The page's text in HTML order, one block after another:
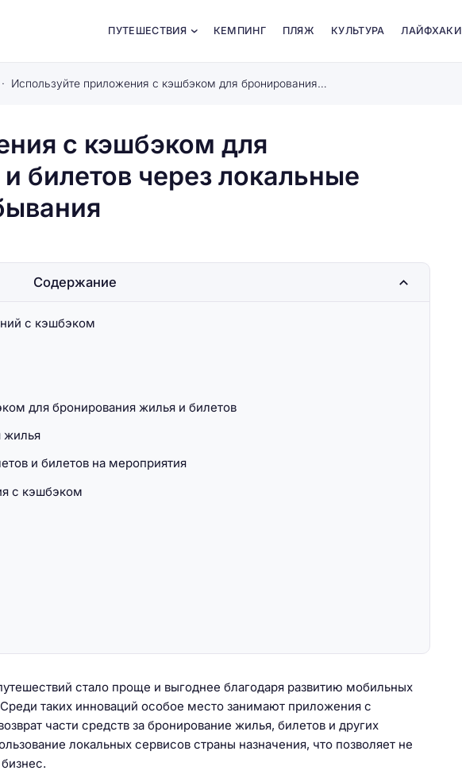
ПУТЕШЕСТВИЯ КЕМПИНГ ПЛЯЖ КУЛЬТУРА ЛАЙФХАКИ
Используйте приложения с кэшбэком для бронирования жилья и билетов через локальные сервисы страны пребывания
с кэшбэком для
билетов через локальные
стало проще и выгоднее благодаря развитию мобильных
таких инноваций особое место занимают приложения с
части средств за бронирование жилья, билетов и других
локальных сервисов страны назначения, что позволяет не
Содержание
с кэшбэком
для бронирования жилья и билетов
жилья
и билетов на мероприятия
с кэшбэком
путешествие по
джипах